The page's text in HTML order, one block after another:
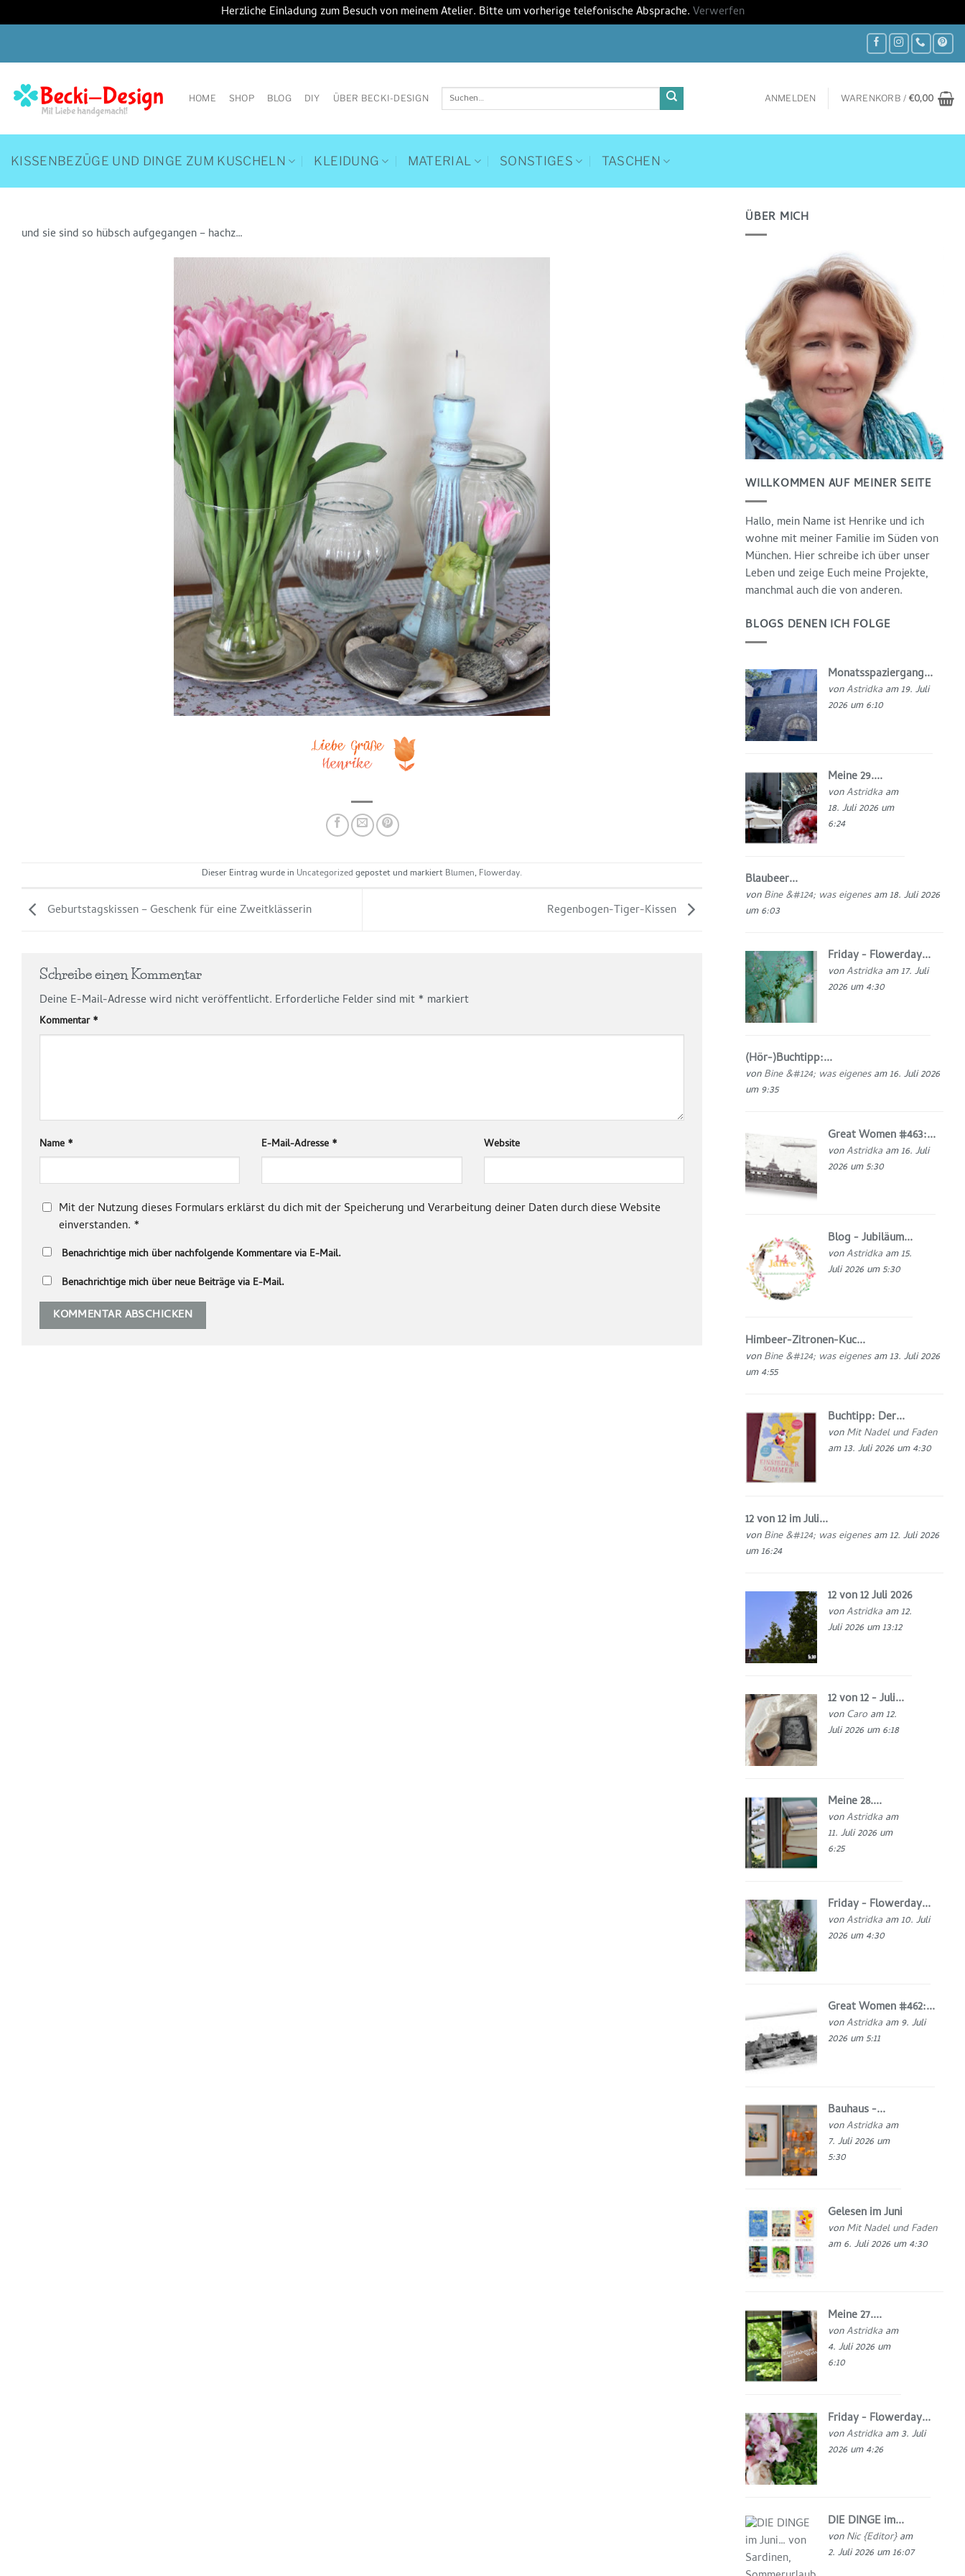
Herzliche Einladung zum Besuch von meinem Atelier. Bitte um vorherige telefonische Absprache.Verwerfen
springen
HOME SHOP BLOG DIY ÜBER BECKI-DESIGN
Suchen
nach:
ANMELDEN WARENKORB / €0,00
KISSENBEZÜGE UND DINGE ZUM KUSCHELN KLEIDUNG MATERIAL SONSTIGES TASCHEN
und sie sind so hübsch aufgegangen – hachz…
Dieser Eintrag wurde in Uncategorized gepostet und markiert Blumen, Flowerday.
Geburtstagskissen – Geschenk für eine Zweitklässerin Regenbogen-Tiger-Kissen
Schreibe einen Kommentar
Deine E-Mail-Adresse wird nicht veröffentlicht. Erforderliche Felder sind mit* markiert
Kommentar*
Name * E-Mail-Adresse * Website
Mit der Nutzung dieses Formulars erklärst du dich mit der Speicherung und Verarbeitung deiner Daten durch diese Website
einverstanden. *
Benachrichtige mich über nachfolgende Kommentare via E-Mail.
Benachrichtige mich über neue Beiträge via E-Mail.
ÜBER MICH
WILLKOMMEN AUF MEINER SEITE
Hallo, mein Name ist Henrike und ich
wohne mit meiner Familie im Süden von
München. Hier schreibe ich über unser
Leben und zeige Euch meine Projekte,
manchmal auch die von anderen.
BLOGS DENEN ICH FOLGE
Monatsspaziergang...
vonAstridka am 19. Juli
2026 um 6:10
Meine 29....
vonAstridka am
18. Juli 2026 um
6:24
Blaubeer...
vonBine &#124; was eigenesam 18. Juli 2026
um 6:03
Friday - Flowerday...
vonAstridka am 17. Juli
2026 um 4:30
(Hör-)Buchtipp:...
vonBine &#124; was eigenesam 16. Juli 2026
um 9:35
Great Women #463:...
vonAstridka am 16. Juli
2026 um 5:30
Blog - Jubiläum...
vonAstridka am 15.
Juli 2026 um 5:30
Himbeer-Zitronen-Kuc...
vonBine &#124; was eigenesam 13. Juli 2026
um 4:55
Buchtipp: Der...
vonMit Nadel und Faden
am 13. Juli 2026 um 4:30
12 von 12 im Juli...
vonBine &#124; was eigenesam 12. Juli 2026
um 16:24
12 von 12 Juli 2026
vonAstridka am 12.
Juli 2026 um 13:12
12 von 12 - Juli...
vonCaro am 12.
Juli 2026 um 6:18
Meine 28....
vonAstridka am
11. Juli 2026 um
6:25
Friday - Flowerday...
vonAstridka am 10. Juli
2026 um 4:30
Great Women #462:...
vonAstridka am 9. Juli
2026 um 5:11
Bauhaus -...
vonAstridka am
7. Juli 2026 um
5:30
Gelesen im Juni
vonMit Nadel und Faden
am 6. Juli 2026 um 4:30
Meine 27....
vonAstridka am
4. Juli 2026 um
6:10
Friday - Flowerday...
vonAstridka am 3. Juli
2026 um 4:26
DIE DINGE im...
vonNic {Editor}am
2. Juli 2026 um 16:07